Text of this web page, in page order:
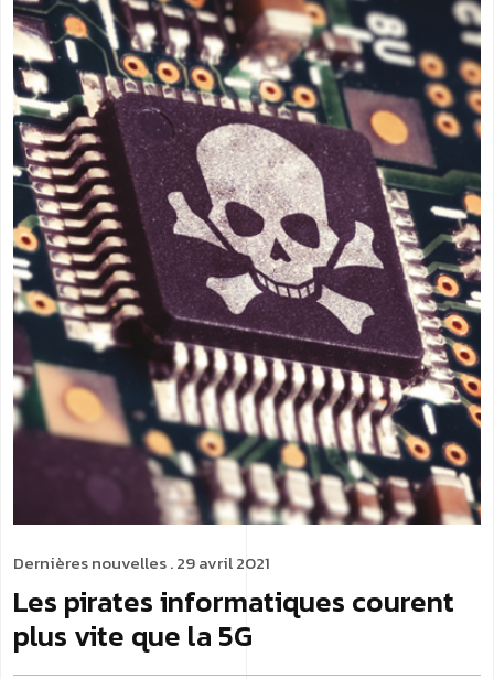
Dernières nouvelles. 29 avril 2021
Les pirates informatiques courent
plus vite que la 5G